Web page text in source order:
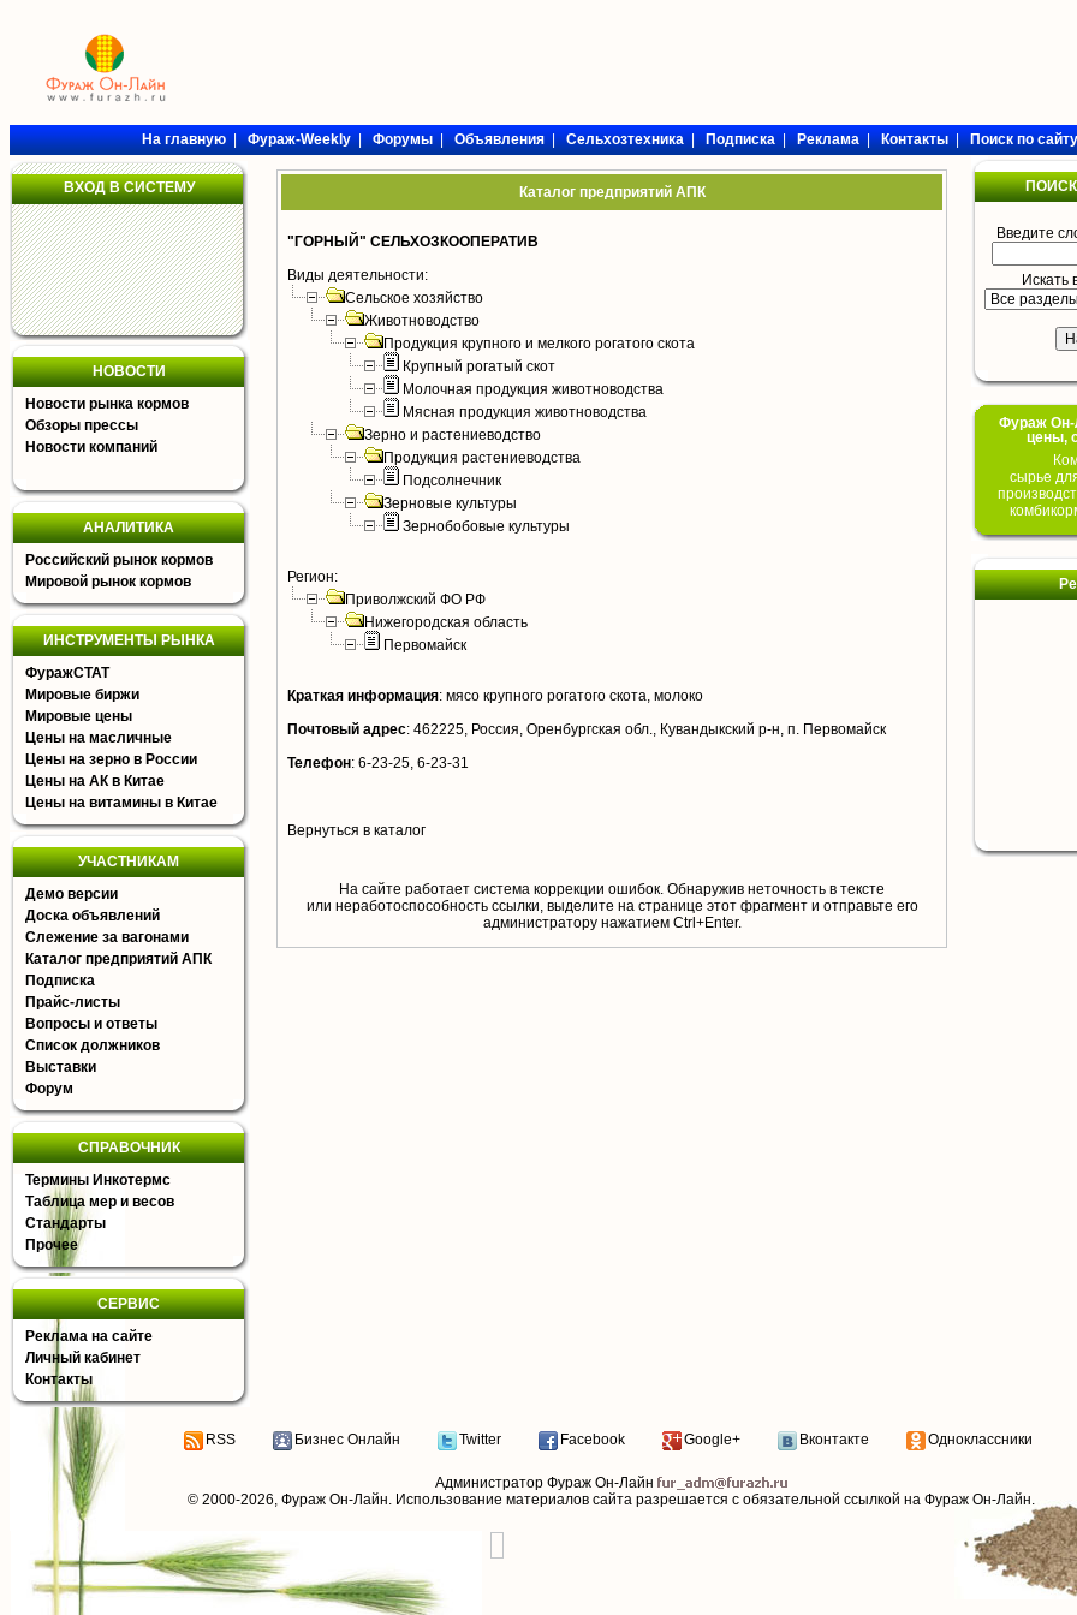
На главную|Фураж-Weekly|Форумы|Объявления|Сельхозтехника|Подписка|Реклама|Контакты|Поиск по сайту
ВХОД В СИСТЕМУ
НОВОСТИ
Новости рынка кормов
Обзоры прессы
Новости компаний
АНАЛИТИКА
Российский рынок кормов
Мировой рынок кормов
ИНСТРУМЕНТЫ РЫНКА
ФуражСТАТ
Мировые биржи
Мировые цены
Цены на масличные
Цены на зерно в России
Цены на АК в Китае
Цены на витамины в Китае
УЧАСТНИКАМ
Демо версии
Доска объявлений
Слежение за вагонами
Каталог предприятий АПК
Подписка
Прайс-листы
Вопросы и ответы
Список должников
Выставки
Форум
СПРАВОЧНИК
Термины Инкотермс
Таблица мер и весов
Стандарты
Прочее
СЕРВИС
Реклама на сайте
Личный кабинет
Контакты
Каталог предприятий АПК
"ГОРНЫЙ" СЕЛЬХОЗКООПЕРАТИВ
Виды деятельности:
Сельское хозяйство
Животноводство
Продукция крупного и мелкого рогатого скота
Крупный рогатый скот
Молочная продукция животноводства
Мясная продукция животноводства
Зерно и растениеводство
Продукция растениеводства
Подсолнечник
Зерновые культуры
Зернобобовые культуры
Регион:
Приволжский ФО РФ
Нижегородская область
Первомайск
Краткая информация: мясо крупного рогатого скота, молоко
Почтовый адрес: 462225, Россия, Оренбургская обл., Кувандыкский р-н, п. Первомайск
Телефон: 6-23-25, 6-23-31
Вернуться в каталог
На сайте работает система коррекции ошибок. Обнаружив неточность в тексте
или неработоспособность ссылки, выделите на странице этот фрагмент и отправьте его
aдминистратору нажатием Ctrl+Enter.
Введите
Искать
Фураж Он-
цены,
сырье
RSS Бизнес Онлайн Twitter Facebook Google+ Вконтакте Одноклассники
Администратор Фураж Он-Лайн
© 2000-2026, Фураж Он-Лайн. Использование материалов сайта разрешается с обязательной ссылкой на Фураж Он-Лайн.